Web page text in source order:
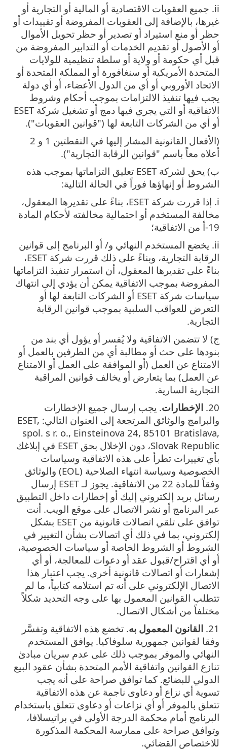
ii. جميع العقوبات الاقتصادية أو المالية أو التجارية أو
غيرها، بالإضافة إلى العقوبات المفروضة أو تقييدات أو
حظر أو منع استيراد أو تصدير أو حظر تحويل الأموال
أو الأصول أو تقديم الخدمات أو التدابير المفروضة من
قبل أي حكومة أو ولاية أو سلطة تنظيمية للولايات
المتحدة الأمريكية أو سنغافورة أو المملكة المتحدة أو
الاتحاد الأوروبي أو أي من الدول الأعضاء، أو أي دولة
يجب فيها تنفيذ الالتزامات بموجب أحكام وشروط
الاتفاقية أو التي يجري فيها دمج أو تشغيل شركة ESET
أو أي من الشركات التابعة لها ("قوانين العقوبات").
(الأفعال القانونية المشار إليها في النقطتين 1 و 2
أعلاه معاً باسم "قوانين الرقابة التجارية").
ب) يحق لشركة ESET تعليق التزاماتها بموجب هذه
الشروط أو إنهاؤها فوراً في الحالة التالية:
i. إذا قررت شركة ESET، بناءً على تقديرها المعقول،
مخالفة المستخدم أو احتمالية مخالفته لأحكام المادة
19-أ من الاتفاقية؛
ii. يخضع المستخدم النهائي و/ أو البرنامج إلى قوانين
الرقابة التجارية، وبناءً على ذلك قررت شركة ESET،
بناءً على تقديرها المعقول، أن استمرار تنفيذ التزاماتها
المفروضة بموجب الاتفاقية يمكن أن يؤدي إلى انتهاك
سياسات شركة ESET أو الشركات التابعة لها أو
التعرض للعواقب السلبية بموجب قوانين الرقابة
التجارية.
ج) لا تتضمن الاتفاقية ولا يُفسر أو يؤول أي بند من
بنودها على حث أو مطالبة أي من الطرفين بالعمل أو
الامتناع عن العمل (أو الموافقة على العمل أو الامتناع
عن العمل) بما يتعارض أو يخالف قوانين المراقبة
التجارية السارية.
20. الإخطارات. يجب إرسال جميع الإخطارات
والبرامج والوثائق المرتجعة إلى العنوان التالي: ESET,
spol. s r. o., Einsteinova 24, 85101 Bratislava,
Slovak Republic، دون الإخلال بحق ESET في إبلاغك
بأي تغييرات تطرأ على هذه الاتفاقية وسياسات
الخصوصية وسياسة انتهاء الصلاحية (EOL) والوثائق
وفقاً للمادة 22 من الاتفاقية. يجوز لـ ESET إرسال
رسائل بريد إلكتروني إليك أو إخطارات داخل التطبيق
عبر البرنامج أو نشر الاتصال على موقع الويب. أنت
توافق على تلقي اتصالات قانونية من ESET بشكل
إلكتروني، بما في ذلك أي اتصالات بشأن التغيير في
الشروط أو الشروط الخاصة أو سياسات الخصوصية،
أو أي اقتراح/قبول عقد أو دعوات للمعالجة، أو أي
إشعارات أو اتصالات قانونية أخرى. يجب اعتبار هذا
الاتصال الإلكتروني على أنه تم استلامه كتابياً، ما لم
تتطلب القوانين المعمول بها على وجه التحديد شكلاً
مختلفاً من أشكال الاتصال.
21. القانون المعمول به. تخضع هذه الاتفاقية وتفسَّر
وفقا لقوانين جمهورية سلوفاكيا. يوافق المستخدم
النهائي والموفر بموجب ذلك على عدم سريان مبادئ
تنازع القوانين واتفاقية الأمم المتحدة بشأن عقود البيع
الدولي للبضائع. كما توافق صراحة على أنه يجب
تسوية أي نزاع أو دعاوى ناجمة عن هذه الاتفاقية
تتعلق بالموفر أو أي نزاعات أو دعاوى تتعلق باستخدام
البرنامج أمام محكمة الدرجة الأولى في براتيسلافا،
وتوافق صراحة على ممارسة المحكمة المذكورة
للاختصاص القضائي.